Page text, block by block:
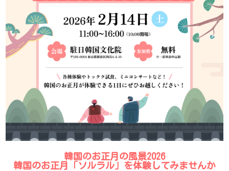
韓国のお正月の風景2026
韓国のお正月「ソルラル」を体験してみませんか